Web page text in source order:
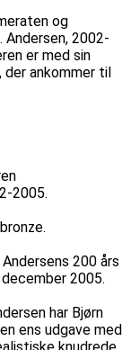
og
2002-
er med sin
ankommer til
2005.
200 års
2005.
har Bjørn
ens udgave med
knudrede